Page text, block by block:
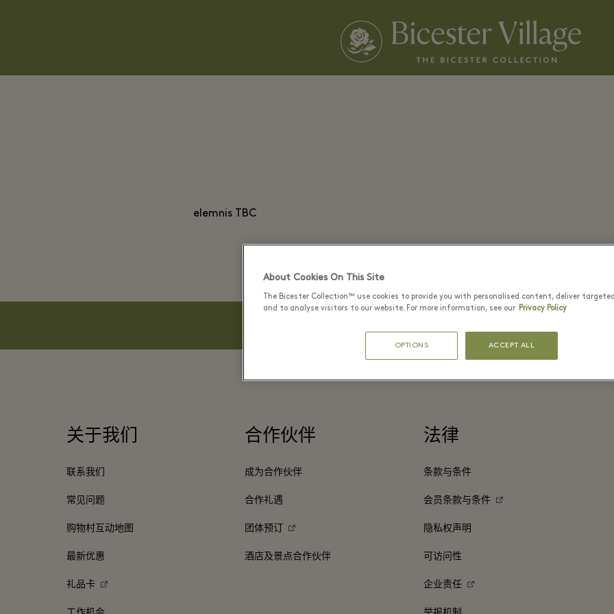
elemnis TBC
关于我们
联系我们
常见问题
购物村互动地图
最新优惠
礼品卡
合作伙伴
成为合作伙伴
合作礼遇
团体预订
酒店及景点合作伙伴
法律
条款与条件
会员条款与条件
隐私权声明
可访问性
企业责任
About Cookies On This Site
The Bicester Collection™ use cookies to provide you with personalised content, deliver
and to analyse visitors to our website. For more information, see our Privacy Policy
OPTIONS ACCEPT ALL